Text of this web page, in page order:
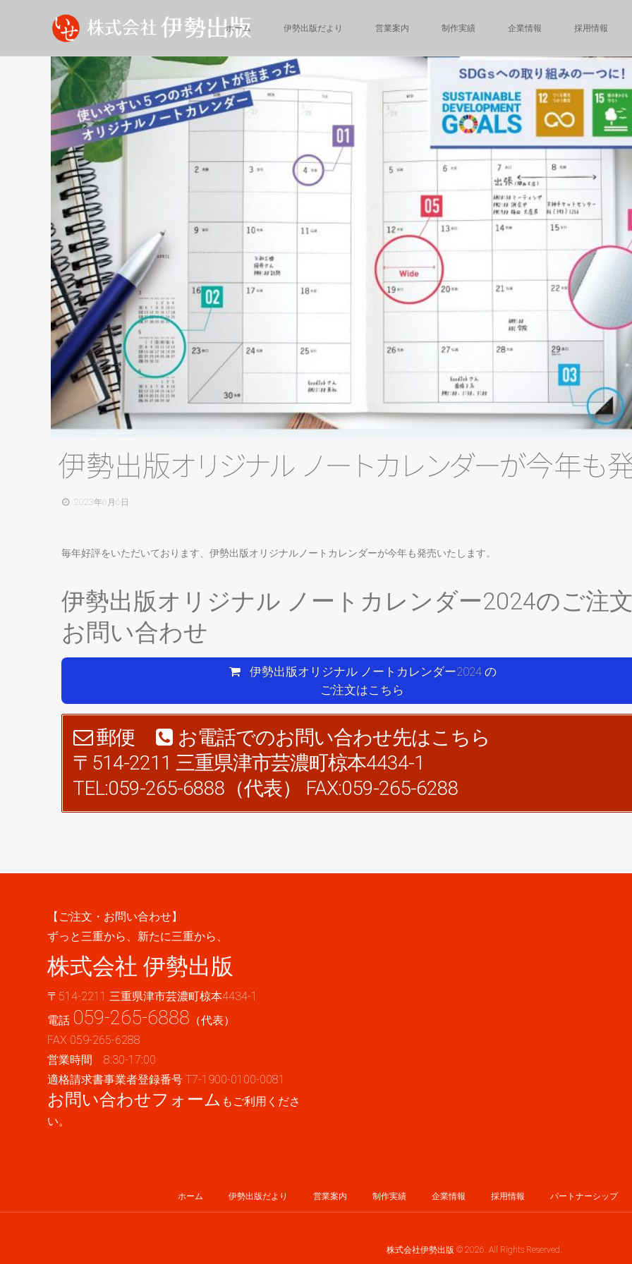
ホーム 伊勢出版だより 営業案内 制作実績 企業情報 採用情報
伊勢出 版オリ ジナル ノ ートカ レンダーが今年も
2023年6月6日
毎年好評をいただいております、伊勢出版オリジナルノートカレンダーが今年も発売いたします。
伊勢出版オリジナル ノートカレンダー2024のご注
お問い合わせ
伊勢出版オリジナル ノートカレンダー2024 の
ご注文はこちら
郵便
お電話でのお問い合わせ先はこちら
〒514-2211 三重県津市芸濃町椋本4434-1
TEL:059-265-6888（代表） FAX:059-265-6288
【ご注文・お問い合わせ】
ずっと三重から、新たに三重から、
株式会社 伊勢出版
〒514-2211 三重県津市芸濃町椋本4434-1
電話 059-265-6888 （代表）
FAX 059-265-6288
営業時間 8:30-17:00
適格請求書事業者登録番号 T7-1900-0100-0081
お問い合わせフォーム もご利用くださ
い。
ホーム 伊勢出版だより 営業案内 制作実績 企業情報 採用情報 パートナーシップ
株式会社伊勢出版 © 2026. All Rights Reserved.